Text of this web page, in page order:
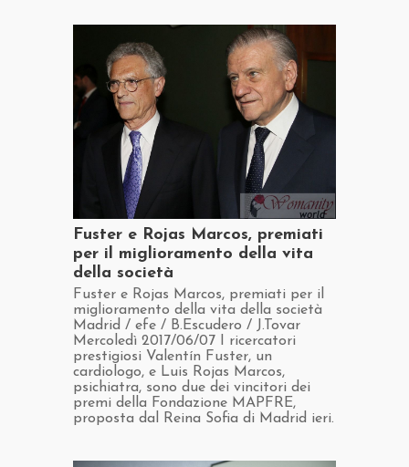
​Fuster e Rojas Marcos, premiati
per il miglioramento della vita
della società
​Fuster e Rojas Marcos, premiati per il
miglioramento della vita della società
Madrid / efe / B.Escudero / J.Tovar
Mercoledì 2017/06/07 I ricercatori
prestigiosi Valentín Fuster, un
cardiologo, e Luis Rojas Marcos,
psichiatra, sono due dei vincitori dei
premi della Fondazione MAPFRE,
proposta dal Reina Sofia di Madrid ieri.